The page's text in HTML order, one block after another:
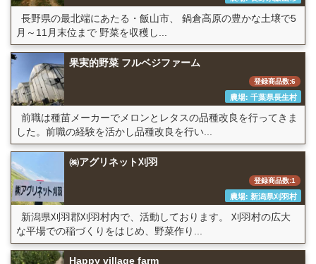
長野県の最北端にあたる・飯山市、 鍋倉高原の豊かな土壌で5
月～11月末位まで 野菜を収穫し...
果実的野菜 フルベジファーム
登録商品数:6
農場: 千葉県長生村
前職は種苗メーカーでメロンとレタスの品種改良を行ってきま
した。前職の経験を活かし品種改良を行い...
㈱アグリネット刈羽
登録商品数:1
農場: 新潟県刈羽村
新潟県刈羽郡刈羽村内で、活動しております。 刈羽村の広大
な平場での稲づくりをはじめ、野菜作り...
Happy village farm